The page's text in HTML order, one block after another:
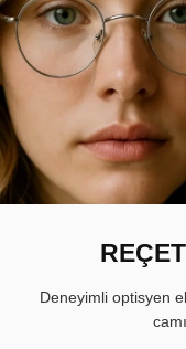
Deneyimli optisyen